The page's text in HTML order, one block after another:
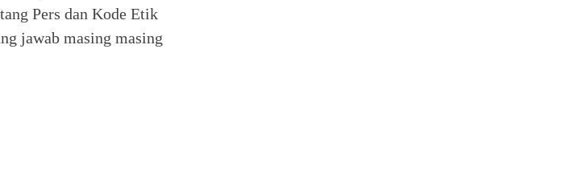
Pers dan Kode Etik
jawab masing masing